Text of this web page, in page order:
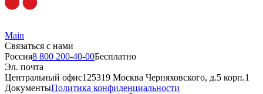
Main
Связаться с нами
Россия8 800 200-40-00Бесплатно
Эл. почта
Центральный офис125319 Москва Черняховского, д.5 корп.1
ДокументыПолитика конфиденциальности